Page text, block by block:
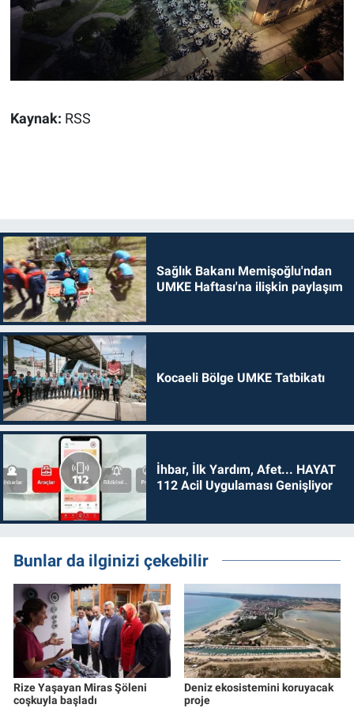
Kaynak: RSS
Sağlık Bakanı Memişoğlu'ndan
UMKE Haftası'na ilişkin paylaşım
Kocaeli Bölge UMKE Tatbikatı
İhbar, İlk Yardım, Afet... HAYAT
112 Acil Uygulaması Genişliyor
Bunlar da ilginizi çekebilir
Rize Yaşayan Miras Şöleni
coşkuyla başladı
Deniz ekosistemini koruyacak
proje